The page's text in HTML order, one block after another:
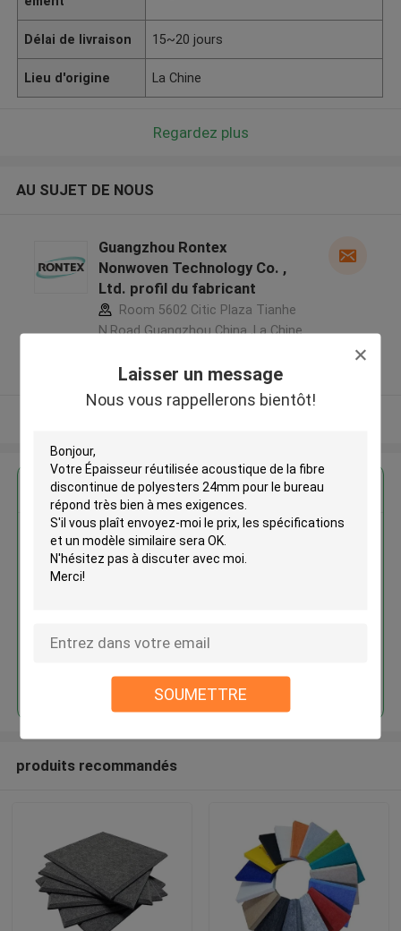
Laisser un message
Nous vous rappellerons bientôt!
SOUMETTRE
Délai de livraison 15~20 jours
Lieu d'origine La Chine
Regardez plus
AU SUJET DE NOUS
Guangzhou Rontex
Nonwoven Technology Co. ,
Ltd. profil du fabricant
Room 5602 Citic Plaza Tianhe
N.Road Guangzhou China ,La Chine
Fournisseur vérifié
Épaisseur réutilisée acoustique
de la fibre discontinue de
Continuer
produits recommandés